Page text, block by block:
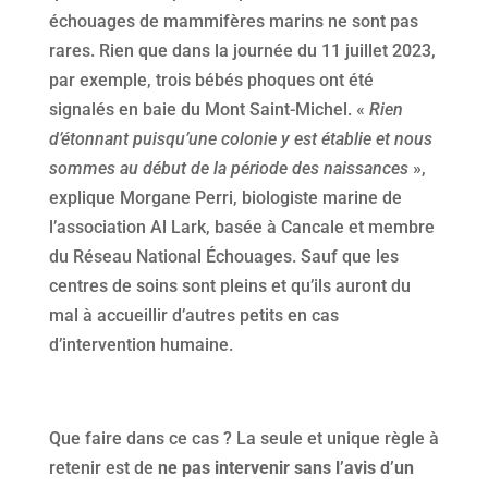
échouages de mammifères marins ne sont pas
rares. Rien que dans la journée du 11 juillet 2023,
par exemple, trois bébés phoques ont été
signalés en baie du Mont Saint-Michel. « Rien
d’étonnant puisqu’une colonie y est établie et nous
sommes au début de la période des naissances»,
explique Morgane Perri, biologiste marine de
l’association Al Lark, basée à Cancale et membre
du Réseau National Échouages. Sauf que les
centres de soins sont pleins et qu’ils auront du
mal à accueillir d’autres petits en cas
d’intervention humaine.
Que faire dans ce cas ? La seule et unique règle à
retenir est de ne pas intervenir sans l’avis d’un